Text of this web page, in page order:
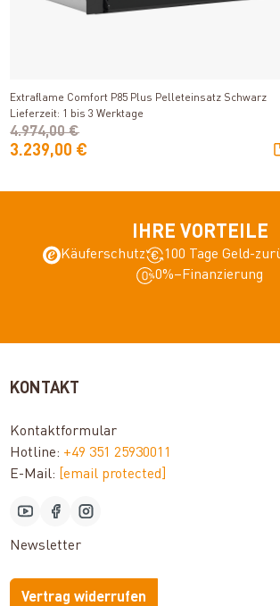
Extraflame Comfort P85 Plus Pelleteinsatz Schwarz
Lieferzeit: 1 bis 3 Werktage
3.239,00 €
4.974,00 €
IHRE VORTEILE
Käuferschutz
100 Tage Geld-
0%–Finanzierung
KONTAKT
Kontaktformular
Hotline: +49 351 25930011
E-Mail:
[email protected]
Newsletter
Vertrag widerrufen